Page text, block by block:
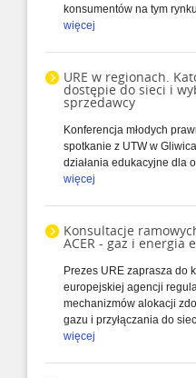
konsumentów na tym
więcej
URE w regionach.
dostępie do sieci i
sprzedawcy
Konferencja młodych
spotkanie z UTW w
działania edukacyjne dla
więcej
Konsultacje
ACER - gaz i energia
Prezes URE zaprasza do
europejskiej agencji
mechanizmów alokacji
gazu i przyłączania do
więcej